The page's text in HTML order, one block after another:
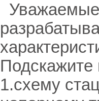
Уважаемые
Подскажите
1.схему